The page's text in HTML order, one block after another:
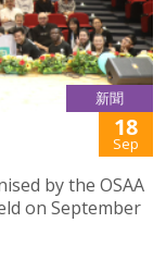
新聞
18
Sep
by the OSAA
on September